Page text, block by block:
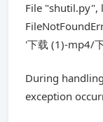
File "shutil.py",
'下载 (1)-mp4/
During
exception